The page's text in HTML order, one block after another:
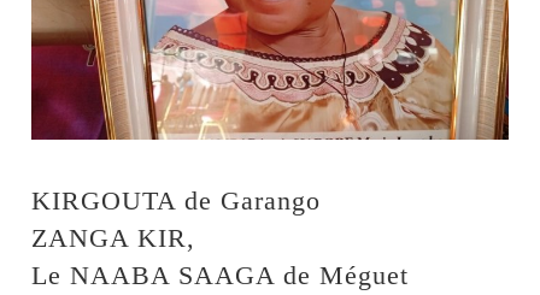
KIRGOUTA de Garango
ZANGA KIR,
Le NAABA SAAGA de Méguet